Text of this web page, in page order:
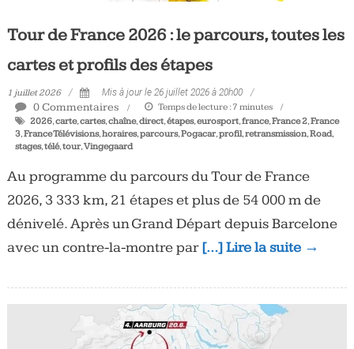
Tour de France 2026 : le parcours, toutes les
cartes et profils des étapes
1 juillet 2026 Mis à jour le 26 juillet 2026 à 20h00
0 Commentaires Temps de lecture : 7 minutes
2026,carte,cartes,chaîne,direct,étapes,eurosport,france,France 2,France
3,France Télévisions,horaires,parcours,Pogacar,profil,retransmission,Road,
stages,télé,tour,Vingegaard
Au programme du parcours du Tour de France
2026, 3 333 km, 21 étapes et plus de 54 000 m de
dénivelé. Après un Grand Départ depuis Barcelone
avec un contre-la-montre par[…] Lire la suite →